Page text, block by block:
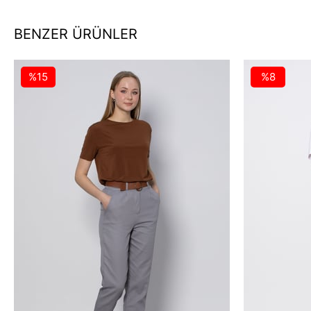
BENZER ÜRÜNLER
%15 %8